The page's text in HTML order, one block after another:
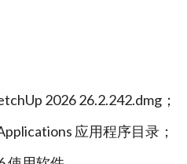
Earth等工具；2012年由
设计）等领域的重要工具。
项创新功能：
数化建模工具，支持快速
2026 26.2.242.dmg；
应用程序目录；